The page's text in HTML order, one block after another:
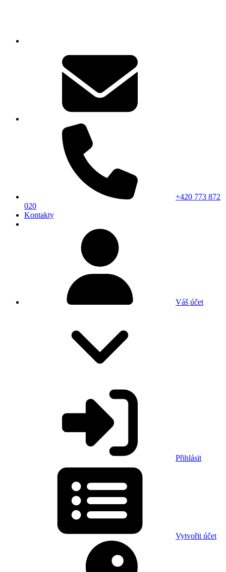
+420 773 872
020
Kontakty
Váš účet
Přihlásit
Vytvořit účet